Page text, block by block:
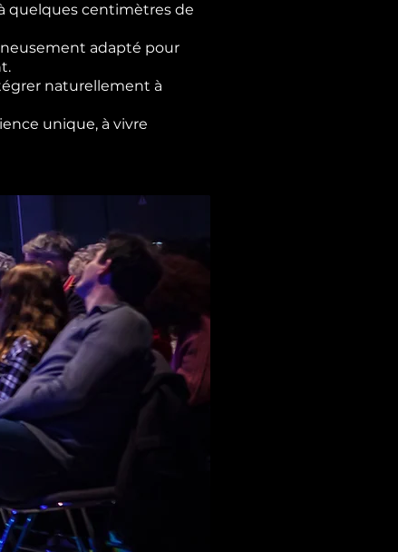
quelques centimètres de
adapté pour
naturellement à
unique, à vivre